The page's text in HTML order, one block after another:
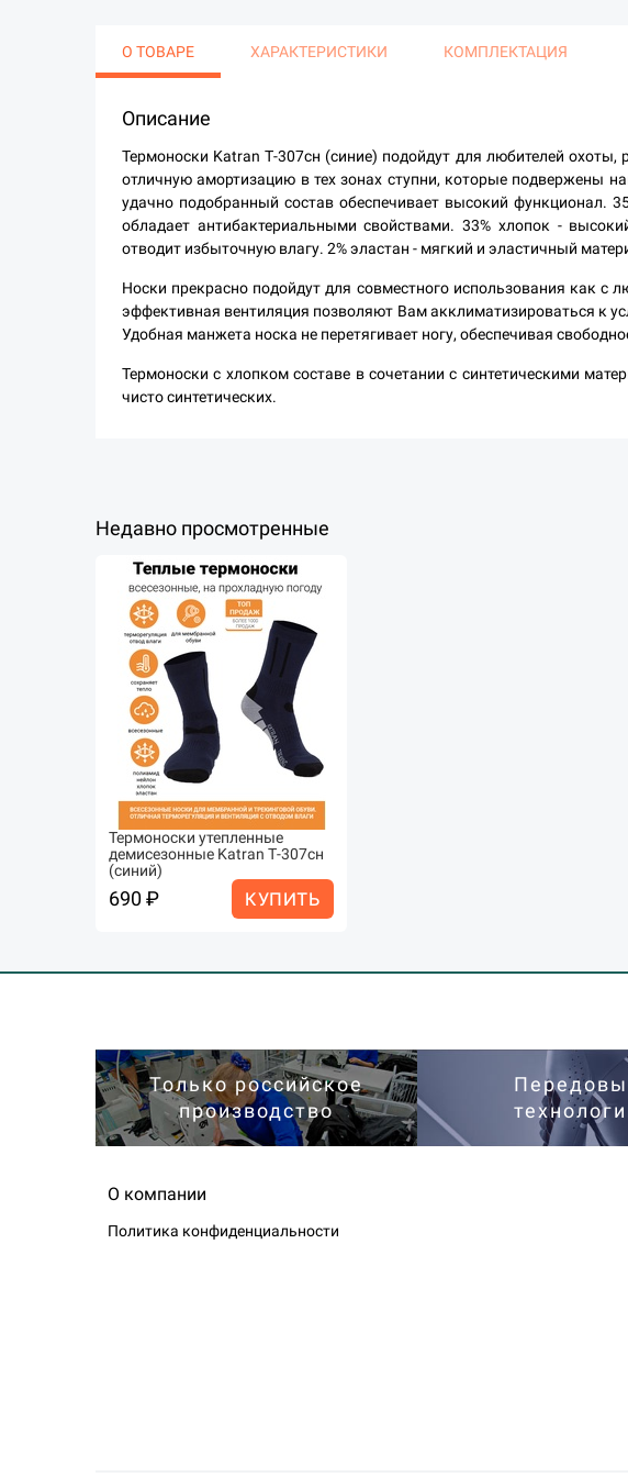
О ТОВАРЕ ХАРАКТЕРИСТИКИ КОМПЛЕКТАЦИЯ
Описание
Термоноски Katran Т-307сн (синие) подойдут для любителей
отличную амортизацию в тех зонах ступни, которые подвержены
удачно подобранный состав обеспечивает высокий функционал.
обладает антибактериальными свойствами. 33% хлопок -
отводит избыточную влагу. 2% эластан - мягкий и эластичный
Носки прекрасно подойдут для совместного использования как
эффективная вентиляция позволяют Вам акклиматизироваться к
Удобная манжета носка не перетягивает ногу, обеспечивая
Термоноски с хлопком составе в сочетании с синтетическими
чисто синтетических.
Недавно просмотренные
​​​​​​​Термоноски утепленные
демисезонные Katran Т-307сн
(синий)
690 ₽ КУПИТЬ
Только российское
производство
О компании
Политика конфиденциальности